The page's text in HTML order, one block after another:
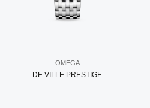
OMEGA
DE VILLE PRESTIGE